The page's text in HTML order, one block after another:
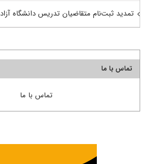
تمدید ثبت‌نام متقاضیان تدریس دانشگاه آزاد ۱۴۰۵
تماس با ما
تماس با ما